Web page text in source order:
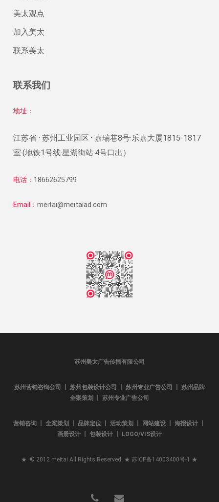
美太观点
加入美太
联系美太
联系我们
地址：
江苏省 · 苏州工业园区 · 嘉瑞巷8号·乐嘉大厦1815-1817
室·(地铁1号线·星湖街站·4号口出）
电话： 18662625799
Email： meitai@meitaiad.com
苏州美太广告传播有限公司
苏州营销咨询公司 丨 苏州包装设计公司 丨 苏州专业广告公司 丨 苏州品牌
全案策划 丨 苏州专业广告公司
营销咨询 丨 全案策划 丨 品牌定位 丨 活动策划 丨 网站建设 丨 海报设计 丨
画册设计 丨 包装设计 丨 LOGO/VIS设计
★ © 2012 meitai All Rights Reserved. ★苏ICP备14003400号-1 ★
phone email